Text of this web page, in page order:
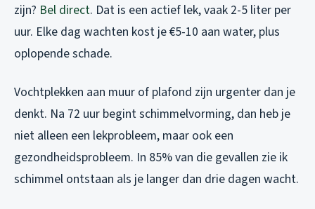
zijn? Bel direct. Dat is een actief lek, vaak 2-5 liter per
uur. Elke dag wachten kost je €5-10 aan water, plus
oplopende schade.
Vochtplekken aan muur of plafond zijn urgenter dan je
denkt. Na 72 uur begint schimmelvorming, dan heb je
niet alleen een lekprobleem, maar ook een
gezondheidsprobleem. In 85% van die gevallen zie ik
schimmel ontstaan als je langer dan drie dagen wacht.